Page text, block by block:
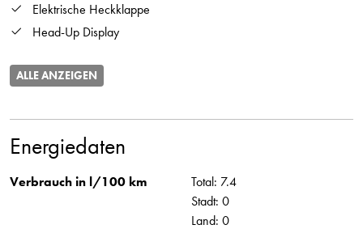
Elektrische Heckklappe
Head-Up Display
ALLE ANZEIGEN
Energiedaten
Verbrauch in l/100 km
Total: 7.4
Stadt: 0
Land: 0